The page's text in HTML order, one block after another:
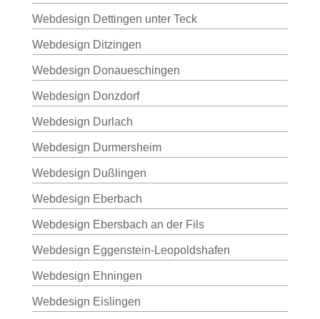
Webdesign Dettingen unter Teck
Webdesign Ditzingen
Webdesign Donaueschingen
Webdesign Donzdorf
Webdesign Durlach
Webdesign Durmersheim
Webdesign Dußlingen
Webdesign Eberbach
Webdesign Ebersbach an der Fils
Webdesign Eggenstein-Leopoldshafen
Webdesign Ehningen
Webdesign Eislingen